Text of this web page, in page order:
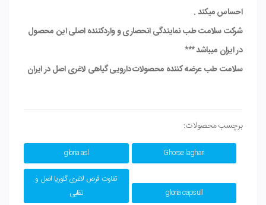
احساس میکند .
شرکت سلامت طب نمایندگی انحصاری و واردکننده اصلی این محصول
در ایران میباشد ***
سلامت طب عرضه کننده محصولات دارویی گیاهی لاغری اصل در ایران
برچسب محصولات:
Ghorse laghari
gloria asl
gloria capsull
تفاوت قرص لاغری گلوریا اصل و
تقلبی